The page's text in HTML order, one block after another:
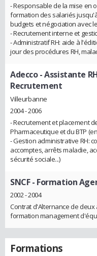
- Responsable de la mise en
formation des salariés
budgets et négociation avec
- Recrutement interne et
- Administratif RH: aide à
jour des procédures RH,
Adecco- Assistante
Recrutement
Villeurbanne
2004 - 2006
- Recrutement et placement
Pharmaceutique et du BTP
- Gestion administrative RH:
accomptes, arrêts maladie,
sécurité sociale...)
SNCF- Formation
2002 - 2004
Contrat d'Alternance de deux
formation management
Formations